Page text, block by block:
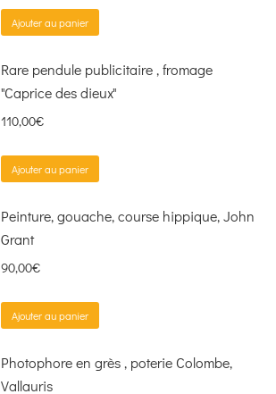
Ajouter au panier
Rare pendule publicitaire , fromage
"Caprice des dieux"
110,00€
Ajouter au panier
Peinture, gouache, course hippique, John
Grant
90,00€
Ajouter au panier
Photophore en grès , poterie Colombe,
Vallauris